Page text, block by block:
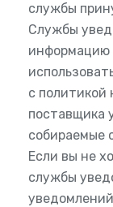
службы
Службы
информацию
с политикой
поставщика
собираемые
Если вы не
службы